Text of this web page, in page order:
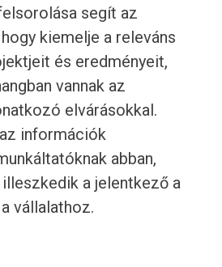
segít az
kiemelje a releváns
és eredményeit,
vannak az
elvárásokkal.
információk
abban,
a jelentkező a
vállalathoz.